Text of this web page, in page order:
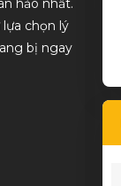
hảo nhất.
chọn lý
bị ngay